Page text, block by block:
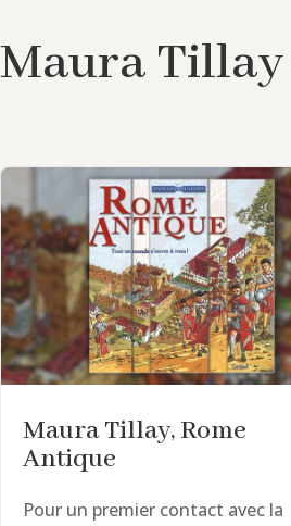
Maura Tillay
Maura Tillay, Rome
Antique
Pour un premier contact avec la